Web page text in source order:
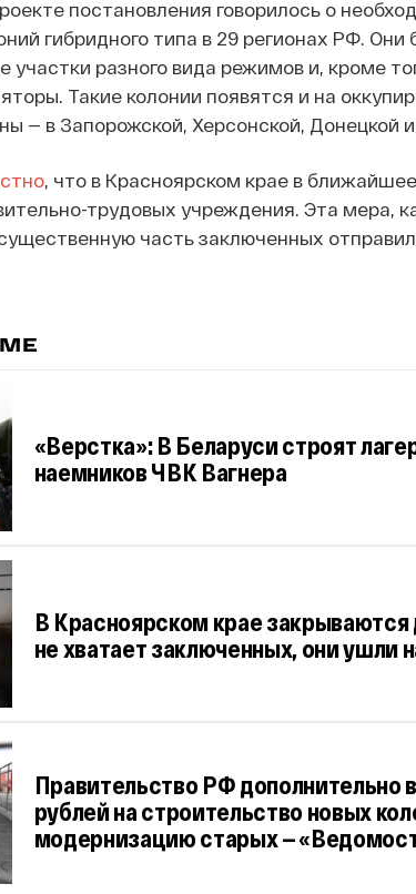
постановления говорилось о
гибридного типа в 29 регионах РФ.
участки разного вида режимов и, кроме
Такие колонии появятся и на
— в Запорожской, Херсонской, Донецкой
, что в Красноярском крае в
трудовых учреждения. Эта мера,
часть заключенных
«Верстка»: В Беларуси строят
наемников ЧВК Вагнера
В Красноярском крае закрываются
не хватает заключенных, они ушли
Правительство РФ дополнительно
рублей на строительство новых
модернизацию старых —